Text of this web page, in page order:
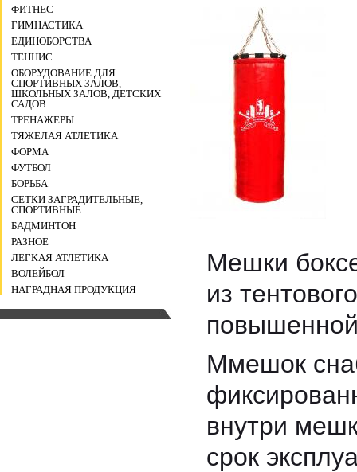
ФИТНЕС
ГИМНАСТИКА
ЕДИНОБОРСТВА
ТЕННИС
ОБОРУДОВАНИЕ ДЛЯ
СПОРТИВНЫХ ЗАЛОВ,
ШКОЛЬНЫХ ЗАЛОВ, ДЕТСКИХ
САДОВ
ТРЕНАЖЕРЫ
ТЯЖЕЛАЯ АТЛЕТИКА
ФОРМА
ФУТБОЛ
БОРЬБА
СЕТКИ ЗАГРАДИТЕЛЬНЫЕ,
СПОРТИВНЫЕ
БАДМИНТОН
РАЗНОЕ
ЛЕГКАЯ АТЛЕТИКА
ВОЛЕЙБОЛ
НАГРАДНАЯ ПРОДУКЦИЯ
Мешки
из
Ммешок
внутри
срок